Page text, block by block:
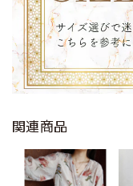
関連商品